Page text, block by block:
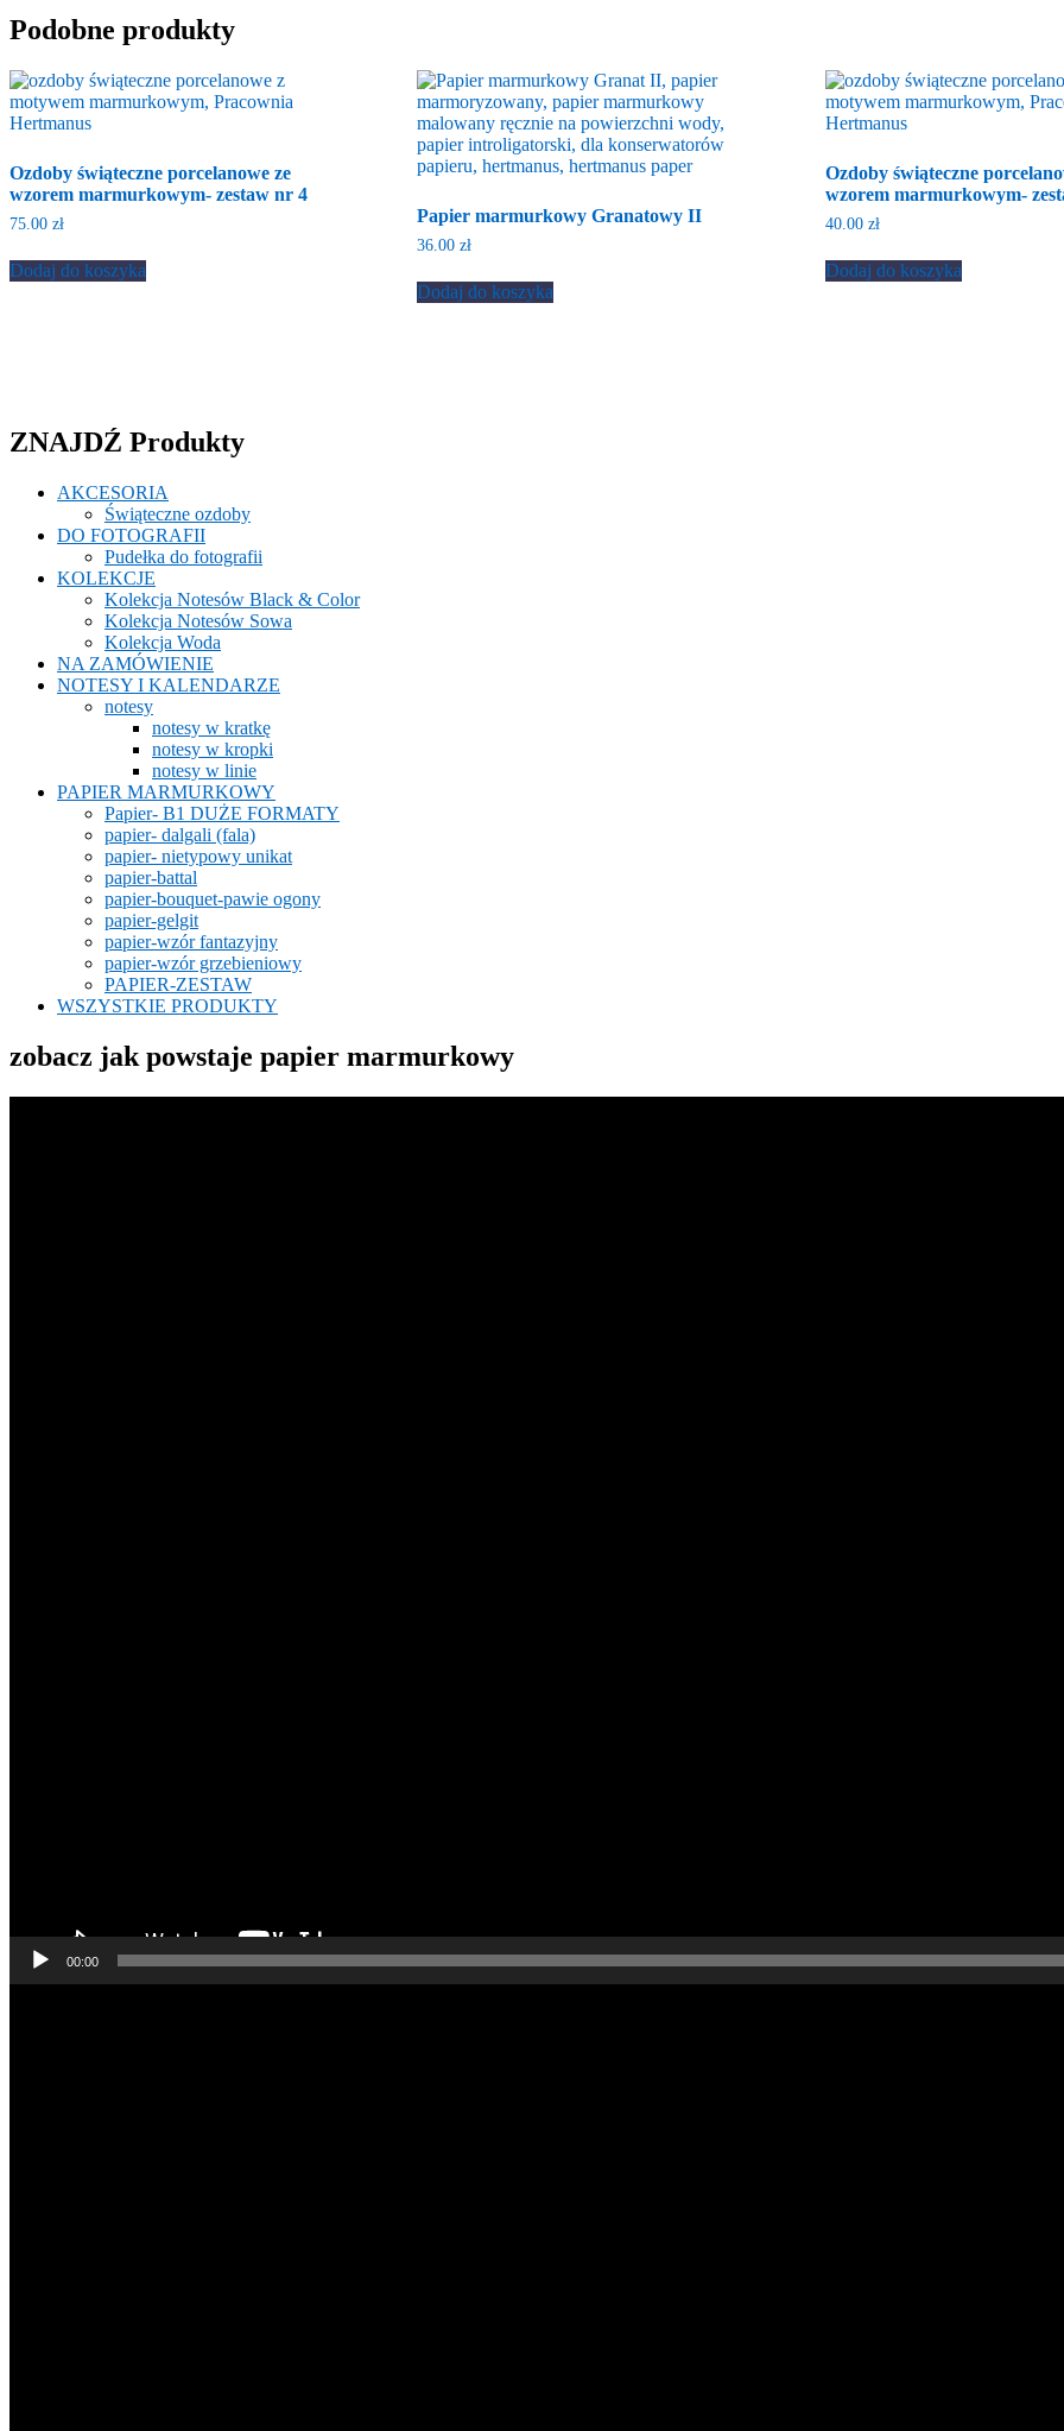
Podobne produkty
Ozdoby świąteczne porcelanowe ze
wzorem marmurkowym- zestaw nr 4
75.00 zł
Dodaj do koszyka
Papier marmurkowy Granatowy II
36.00zł
Dodaj do koszyka
Ozdoby świąteczne
wzorem marmurkowym-
40.00 zł
Dodaj do koszyka
ZNAJDŹ Produkty
AKCESORIA
Świąteczne ozdoby
DO FOTOGRAFII
Pudełka do fotografii
KOLEKCJE
Kolekcja Notesów Black & Color
Kolekcja Notesów Sowa
Kolekcja Woda
NA ZAMÓWIENIE
NOTESY I KALENDARZE
notesy
notesy w kratkę
notesy w kropki
notesy w linie
PAPIER MARMURKOWY
Papier- B1 DUŻE FORMATY
papier- dalgali (fala)
papier- nietypowy unikat
papier-battal
papier-bouquet-pawie ogony
papier-gelgit
papier-wzór fantazyjny
papier-wzór grzebieniowy
PAPIER-ZESTAW
WSZYSTKIE PRODUKTY
zobacz jak powstaje papier marmurkowy
00:00